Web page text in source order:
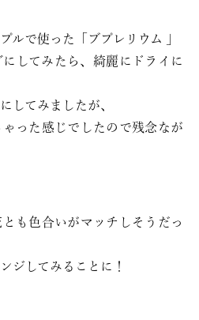
ルで使った「ブプレリウム 」
してみたら、綺麗にドライに
してみましたが、
った感じでしたので残念なが
も色合いがマッチしそうだっ
ジしてみることに！